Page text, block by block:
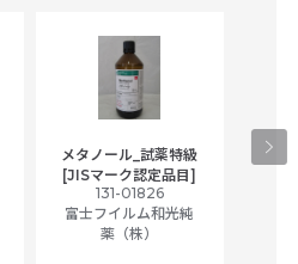
メタノール_試薬特級
[JISマーク認定品目]
131-01826
富士フイルム和光純
薬（株）
ア